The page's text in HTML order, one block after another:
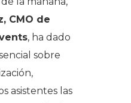
CMO de
, ha dado
sobre
asistentes las